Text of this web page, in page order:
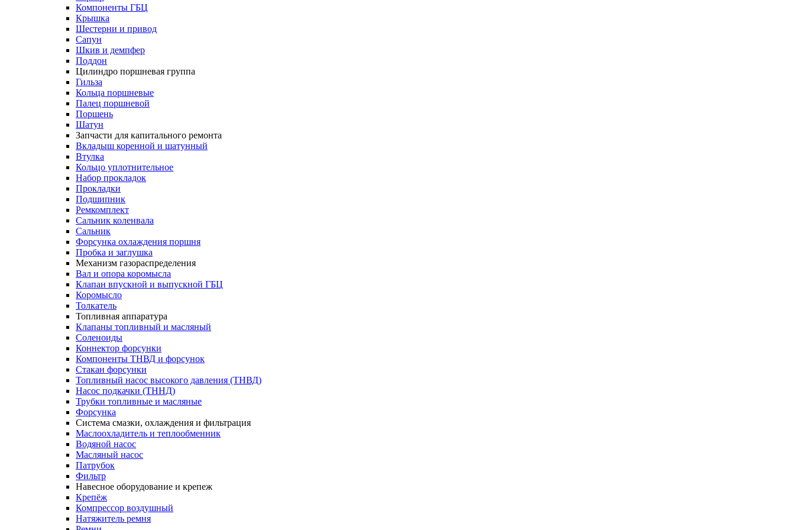
Компоненты ГБЦ
Крышка
Шестерни и привод
Сапун
Шкив и демпфер
Поддон
Цилиндро поршневая группа
Гильза
Кольца поршневые
Палец поршневой
Поршень
Шатун
Запчасти для капитального ремонта
Вкладыш коренной и шатунный
Втулка
Кольцо уплотнительное
Набор прокладок
Прокладки
Подшипник
Ремкомплект
Сальник коленвала
Сальник
Форсунка охлаждения поршня
Пробка и заглушка
Механизм газораспределения
Вал и опора коромысла
Клапан впускной и выпускной ГБЦ
Коромысло
Толкатель
Топливная аппаратура
Клапаны топливный и масляный
Соленоиды
Коннектор форсунки
Компоненты ТНВД и форсунок
Стакан форсунки
Топливный насос высокого давления (ТНВД)
Насос подкачки (ТННД)
Трубки топливные и масляные
Форсунка
Система смазки, охлаждения и фильтрация
Маслоохладитель и теплообменник
Водяной насос
Масляный насос
Патрубок
Фильтр
Навесное оборудование и крепеж
Крепёж
Компрессор воздушный
Натяжитель ремня